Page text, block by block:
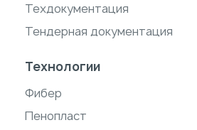
Техдокументация
Тендерная документация
Технологии
Фибер
Пенопласт